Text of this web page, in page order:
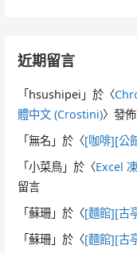
近期留言
「hsushipei 」於〈
體中文 (Crostini)〉發
「無名 」於〈[咖啡][公
「小菜鳥 」於〈Excel
留言
「蘇珊 」於〈[麵館][古
「蘇珊 」於〈[麵館][古